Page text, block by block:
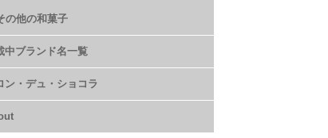
の他の和菓子
中ブランド名一覧
ン・デュ・ショコラ